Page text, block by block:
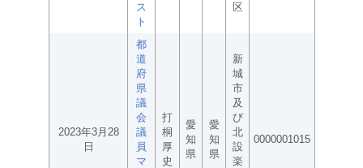
ス
ト
区
2023年3月28
日
都
道
府
県
議
会
議
員
マ
打
桐
厚
史
愛
知
県
愛
知
県
新
城
市
及
び
北
設
楽
0000001015